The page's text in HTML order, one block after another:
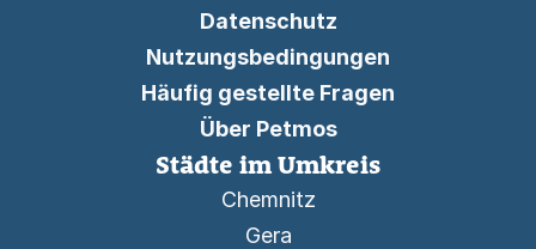
Datenschutz
Nutzungsbedingungen
Häufig gestellte Fragen
Über Petmos
Städte im Umkreis
Chemnitz
Gera